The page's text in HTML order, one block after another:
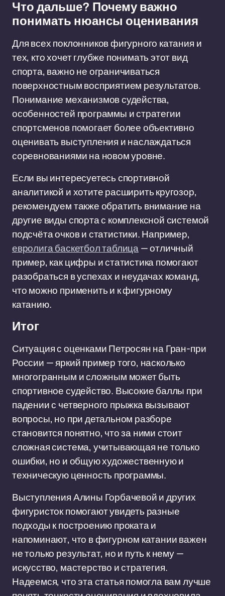
Что дальше? Почему важно
понимать нюансы оценивания
Для всех поклонников фигурного катания и
тех, кто хочет глубже понимать этот вид
спорта, важно не ограничиваться
поверхностным восприятием результатов.
Понимание механизмов судейства,
особенностей программы и стратегии
спортсменов помогает более объективно
оценивать выступления и наслаждаться
соревнованиями на новом уровне.
Если вы интересуетесь спортивной
аналитикой и хотите расширить кругозор,
рекомендуем также обратить внимание на
другие виды спорта с комплексной системой
подсчёта очков и статистики. Например,
евролига баскетбол таблица— отличный
пример, как цифры и статистика помогают
разобраться в успехах и неудачах команд,
что можно применить и к фигурному
катанию.
Итог
Ситуация с оценками Петросян на Гран-при
России — яркий пример того, насколько
многогранным и сложным может быть
спортивное судейство. Высокие баллы при
падении с четверного прыжка вызывают
вопросы, но при детальном разборе
становится понятно, что за ними стоит
сложная система, учитывающая не только
ошибки, но и общую художественную и
техническую ценность программы.
Выступления Алины Горбачевой и других
фигуристок помогают увидеть разные
подходы к построению проката и
напоминают, что в фигурном катании важен
не только результат, но и путь к нему —
искусство, мастерство и стратегия.
Надеемся, что эта статья помогла вам лучше